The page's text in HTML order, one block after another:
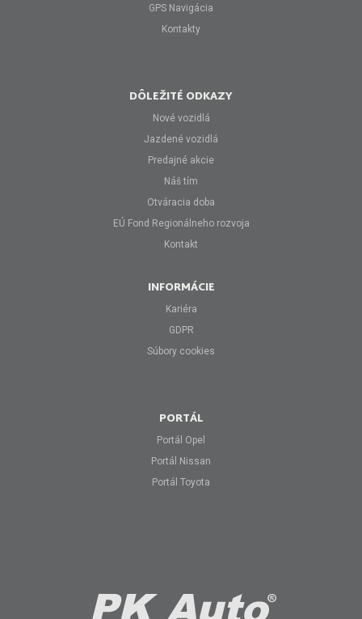
GPS Navigácia
Kontakty
DÔLEŽITÉ ODKAZY
Nové vozidlá
Jazdené vozidlá
Predajné akcie
Náš tím
Otváracia doba
EÚ Fond Regionálneho rozvoja
Kontakt
INFORMÁCIE
Kariéra
GDPR
Súbory cookies
PORTÁL
Portál Opel
Portál Nissan
Portál Toyota